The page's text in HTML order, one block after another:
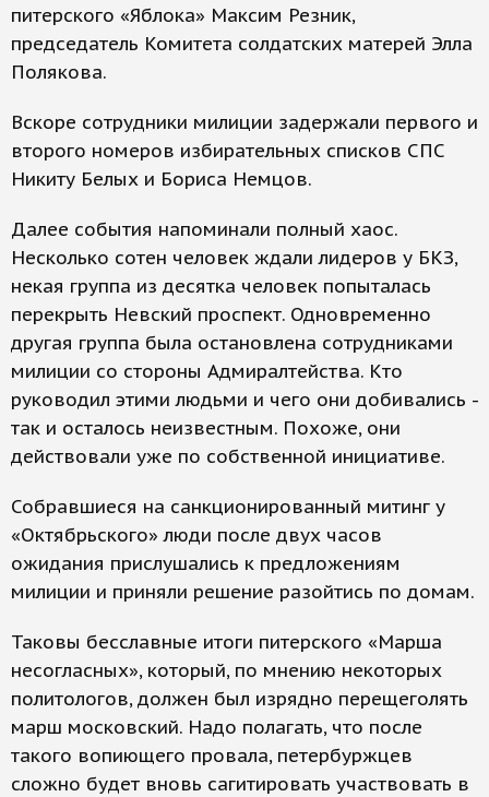
питерского «Яблока» Максим Резник,
председатель Комитета солдатских матерей Элла
Полякова.
Вскоре сотрудники милиции задержали первого и
второго номеров избирательных списков СПС
Никиту Белых и Бориса Немцов.
Далее события напоминали полный хаос.
Несколько сотен человек ждали лидеров у БКЗ,
некая группа из десятка человек попыталась
перекрыть Невский проспект. Одновременно
другая группа была остановлена сотрудниками
милиции со стороны Адмиралтейства. Кто
руководил этими людьми и чего они добивались -
так и осталось неизвестным. Похоже, они
действовали уже по собственной инициативе.
Собравшиеся на санкционированный митинг у
«Октябрьского» люди после двух часов
ожидания прислушались к предложениям
милиции и приняли решение разойтись по домам.
Таковы бесславные итоги питерского «Марша
несогласных», который, по мнению некоторых
политологов, должен был изрядно перещеголять
марш московский. Надо полагать, что после
такого вопиющего провала, петербуржцев
сложно будет вновь сагитировать участвовать в